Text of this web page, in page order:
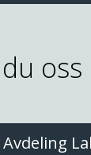
oss
Avdeling